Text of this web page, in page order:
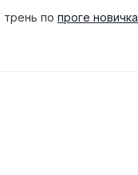
по проге новичка